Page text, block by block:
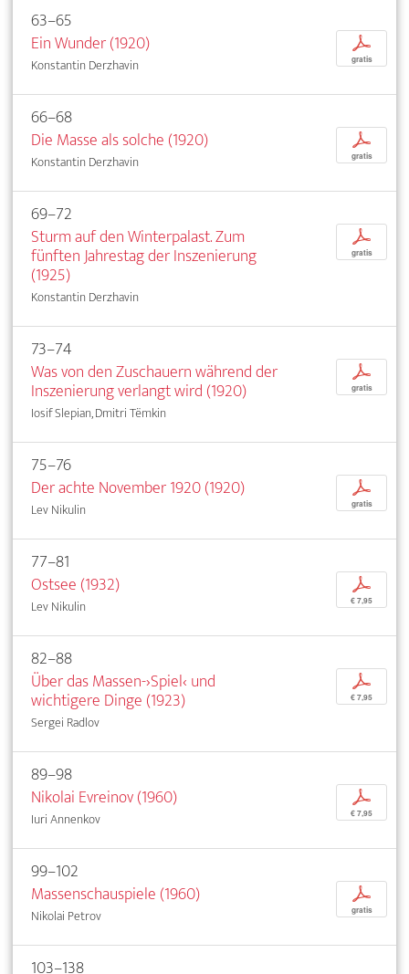
63–65
Ein Wunder (1920)
Konstantin Derzhavin
p
gratis
66–68
Die Masse als solche (1920)
Konstantin Derzhavin
p
gratis
69–72
Sturm auf den Winterpalast. Zum
fünften Jahrestag der Inszenierung
(1925)
Konstantin Derzhavin
p
gratis
73–74
Was von den Zuschauern während der
Inszenierung verlangt wird (1920)
Iosif Slepian, Dmitri Tëmkin
p
gratis
75–76
Der achte November 1920 (1920)
Lev Nikulin
p
gratis
77–81
Ostsee (1932)
Lev Nikulin
p
€ 7,95
82–88
Über das Massen-›Spiel‹ und
wichtigere Dinge (1923)
Sergei Radlov
p
€ 7,95
89–98
Nikolai Evreinov (1960)
Iuri Annenkov
p
€ 7,95
99–102
Massenschauspiele (1960)
Nikolai Petrov
p
gratis
103–138